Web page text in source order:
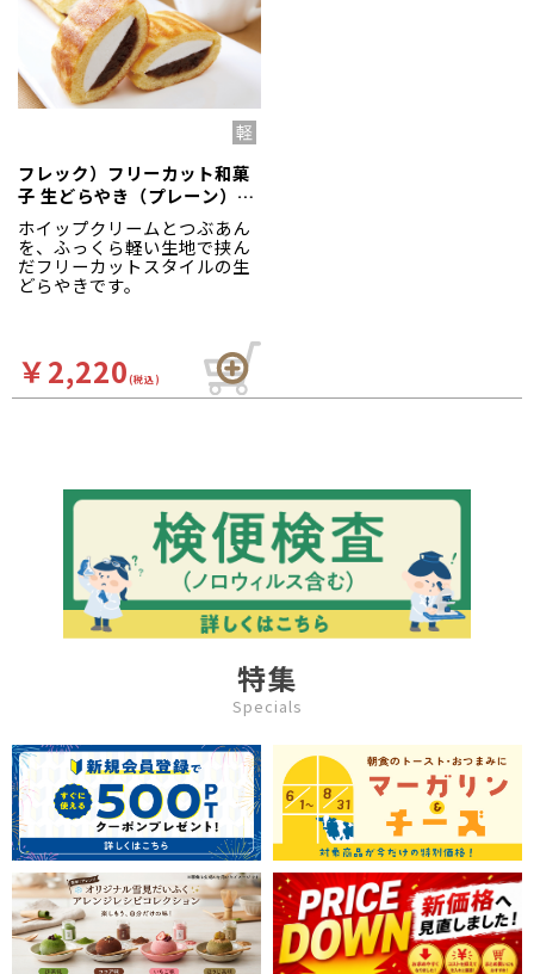
フレック）フリーカット和菓
子 生どらやき（プレーン）
340g（カットなし）
ホイップクリームとつぶあん
を、ふっくら軽い生地で挟ん
だフリーカットスタイルの生
どらやきです。
￥2,220(税込)
特集
Specials